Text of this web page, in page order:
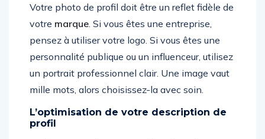
Votre photo de profil doit être un reflet fidèle de
votre marque . Si vous êtes une entreprise,
pensez à utiliser votre logo. Si vous êtes une
personnalité publique ou un influenceur, utilisez
un portrait professionnel clair. Une image vaut
mille mots, alors choisissez-la avec soin.
L’optimisation de votre description de
profil